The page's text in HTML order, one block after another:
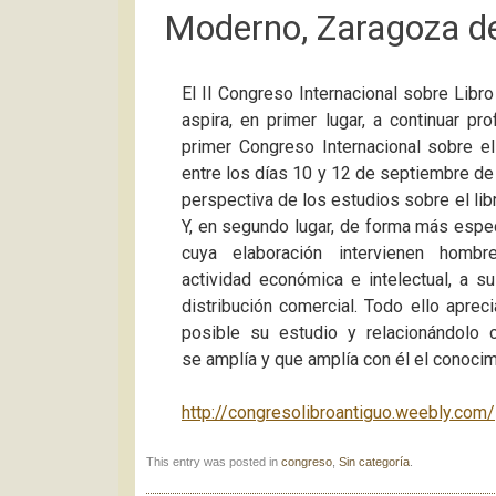
Moderno, Zaragoza
El II Congreso Internacional sobre
aspira, en primer lugar, a continuar
primer Congreso Internacional sobre
entre los días 10 y 12 de septiembre
perspectiva de los estudios sobre el
Y, en segundo lugar, de forma más
cuya elaboración intervienen
actividad económica e intelectual, a
distribución comercial. Todo ello
posible su estudio y
se amplía y que amplía con él el
http://congresolibroantiguo.weebly.com/
This entry was posted in congreso Sin categoría